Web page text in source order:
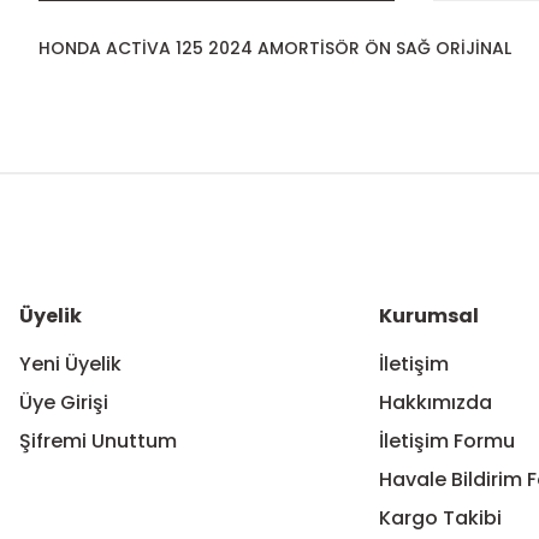
HONDA ACTİVA 125 2024 AMORTİSÖR ÖN SAĞ ORİJİNAL
Ürün bilgilerinde hatalar bulunuyor.
Üyelik
Yeni Üyelik
Üye Girişi
Şifremi Unuttum
Kurumsal
İletişim
Hakkımızda
İletişim Formu
Havale Bildirim
Kargo Takibi